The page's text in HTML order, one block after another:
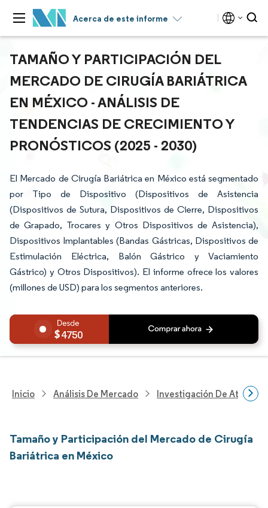
Acerca de este informe
TAMAÑO Y PARTICIPACIÓN DEL
MERCADO DE CIRUGÍA BARIÁTRICA
EN MÉXICO - ANÁLISIS DE
TENDENCIAS DE CRECIMIENTO Y
PRONÓSTICOS (2025 - 2030)
El Mercado de Cirugía Bariátrica en México está segmentado
por Tipo de Dispositivo (Dispositivos de Asistencia
(Dispositivos de Sutura, Dispositivos de Cierre, Dispositivos
de Grapado, Trocares y Otros Dispositivos de Asistencia),
Dispositivos Implantables (Bandas Gástricas, Dispositivos de
Estimulación Eléctrica, Balón Gástrico y Vaciamiento
Gástrico) y Otros Dispositivos). El informe ofrece los valores
(millones de USD) para los segmentos anteriores.
4750
Inicio Análisis De Mercado Investigación De
Tamaño y Participación del Mercado de Cirugía
Bariátrica en México